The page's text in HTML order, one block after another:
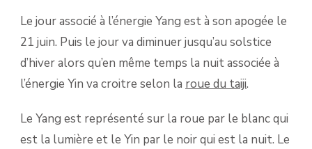
Le jour associé à l’énergie Yang est à son apogée le
21 juin. Puis le jour va diminuer jusqu’au solstice
d’hiver alors qu’en même temps la nuit associée à
l’énergie Yin va croitre selon la roue du taiji.
Le Yang est représenté sur la roue par le blanc qui
est la lumière et le Yin par le noir qui est la nuit. Le